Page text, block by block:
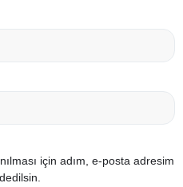
için adım, e-posta adresim